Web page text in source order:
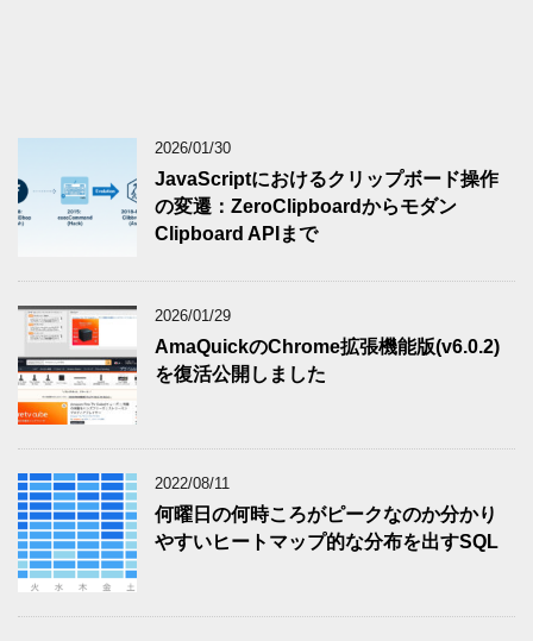
2026/01/30
JavaScriptにおけるクリップボード操作
の変遷：ZeroClipboardからモダン
Clipboard APIまで
2026/01/29
AmaQuickのChrome拡張機能版(v6.0.2)
を復活公開しました
2022/08/11
何曜日の何時ころがピークなのか分かり
やすいヒートマップ的な分布を出すSQL